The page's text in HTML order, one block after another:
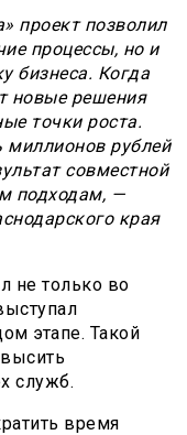
проект позволил
процессы, но и
бизнеса. Когда
новые решения
точки роста.
миллионов рублей
совместной
подходам, —
края
не только во
этапе. Такой
служб.
время